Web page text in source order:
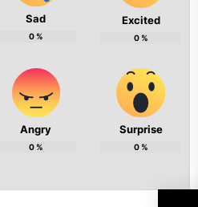
Sad
0%
Excited
0%
Angry
0%
Surprise
0%